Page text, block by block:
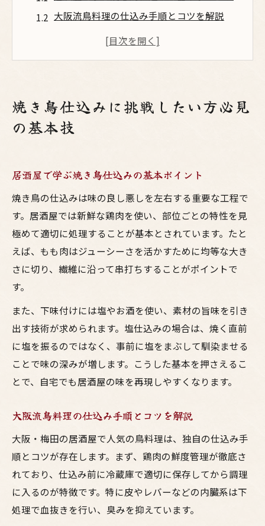
大阪流鳥料理の仕込み手順とコツを解説
焼鳥を美味しく仕上げる下ごしらえの極意
自宅で楽しむ焼鳥とお酒の絶妙な組み合わ
せ
焼き鳥の下味付けで引き出すお酒との調和
梅田流の焼き鳥仕込みで家庭の味を格上げ
鳥料理と相性が良いおすすめの日本酒選び
前日仕込みで叶う本格焼き鳥のコツを伝授
焼き鳥の前日仕込みで時短と旨味を両立
居酒屋が実践する前日仕込みの基本手順
お酒と楽しむ焼鳥には前日仕込みが最適
焼鳥仕込みの効率化テクニックを詳しく紹
介
大阪スタイルの焼き鳥串打ちのコツと工夫
梅田の人気鳥料理に学ぶ串打ちテクニック
お酒に合う焼鳥は串打ち次第で味が変わる
鳥料理の魅力を引き出すプロの串打ち技法
居酒屋で学ぶ大阪流の鳥料理仕込み術とは
大阪流鳥料理仕込みの技術が光る居酒屋術
焼き鳥仕込みに挑戦したい方必見
の基本技
居酒屋で学ぶ焼き鳥仕込みの基本ポイント
焼き鳥の仕込みは味の良し悪しを左右する重要な工程で
す。居酒屋では新鮮な鶏肉を使い、部位ごとの特性を見
極めて適切に処理することが基本とされています。たと
えば、もも肉はジューシーさを活かすために均等な大き
さに切り、繊維に沿って串打ちすることがポイントで
す。
また、下味付けには塩やお酒を使い、素材の旨味を引き
出す技術が求められます。塩仕込みの場合は、焼く直前
に塩を振るのではなく、事前に塩をまぶして馴染ませる
ことで味の深みが増します。こうした基本を押さえるこ
とで、自宅でも居酒屋の味を再現しやすくなります。
大阪流鳥料理の仕込み手順とコツを解説
大阪・梅田の居酒屋で人気の鳥料理は、独自の仕込み手
順とコツが存在します。まず、鶏肉の鮮度管理が徹底さ
れており、仕込み前に冷蔵庫で適切に保存してから調理
に入るのが特徴です。特に皮やレバーなどの内臓系は下
処理で血抜きを行い、臭みを抑えています。